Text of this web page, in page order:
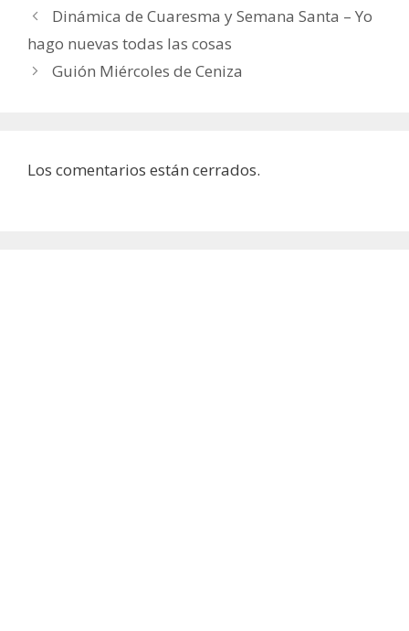
Dinámica de Cuaresma y Semana Santa – Yo
hago nuevas todas las cosas
Guión Miércoles de Ceniza
Los comentarios están cerrados.